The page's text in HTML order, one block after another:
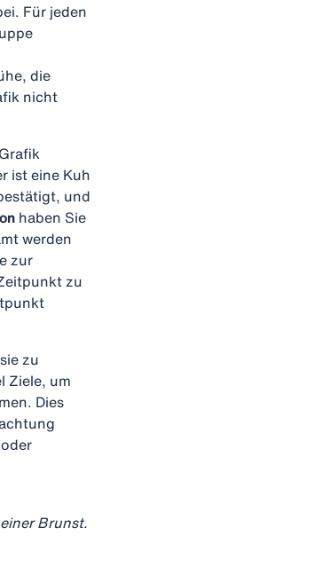
Für jeden
die
nicht
ist eine Kuh
und
haben Sie
werden
zur
zu
zu
Ziele, um
Dies
Brunst.